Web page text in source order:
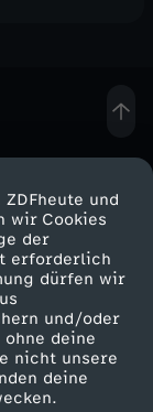
und
wir Cookies
der
erforderlich
dürfen wir
und/oder
deine
nicht unsere
deine